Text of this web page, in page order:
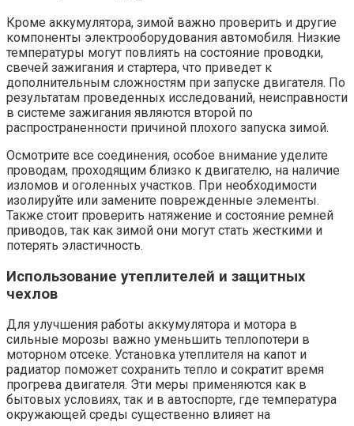
Кроме аккумулятора, зимой важно проверить и другие
компоненты электрооборудования автомобиля. Низкие
температуры могут повлиять на состояние проводки,
свечей зажигания и стартера, что приведет к
дополнительным сложностям при запуске двигателя. По
результатам проведенных исследований, неисправности
в системе зажигания являются второй по
распространенности причиной плохого запуска зимой.
Осмотрите все соединения, особое внимание уделите
проводам, проходящим близко к двигателю, на наличие
изломов и оголенных участков. При необходимости
изолируйте или замените поврежденные элементы.
Также стоит проверить натяжение и состояние ремней
приводов, так как зимой они могут стать жесткими и
потерять эластичность.
Использование утеплителей и защитных
чехлов
Для улучшения работы аккумулятора и мотора в
сильные морозы важно уменьшить теплопотери в
моторном отсеке. Установка утеплителя на капот и
радиатор поможет сохранить тепло и сократит время
прогрева двигателя. Эти меры применяются как в
бытовых условиях, так и в автоспорте, где температура
окружающей среды существенно влияет на